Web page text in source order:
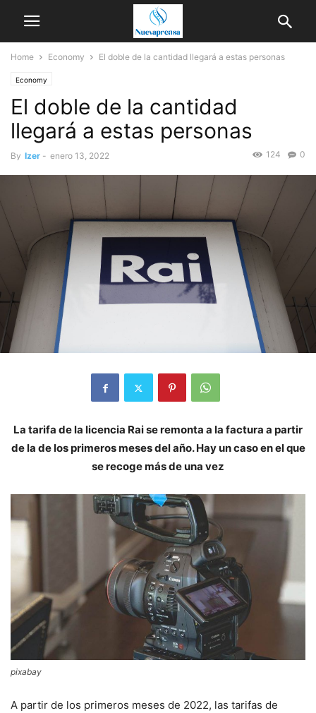
Home Economy El doble de la cantidad llegará a estas personas
Economy
El doble de la cantidad
llegará a estas personas
By Izer - enero 13, 2022 0
124
La tarifa de la licencia Rai se remonta a la factura a partir
de la de los primeros meses del año. Hay un caso en el que
se recoge más de una vez
pixabay
A partir de los primeros meses de 2022, las tarifas de